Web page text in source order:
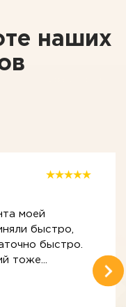
наших
моей
быстро,
быстро.
тоже...